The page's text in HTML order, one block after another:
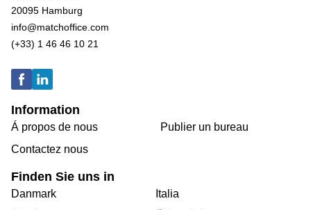
20095 Hamburg
info@matchoffice.com
(+33) 1 46 46 10 21
Information
Á propos de nous
Contactez nous
Publier un bureau
Finden Sie uns in
Danmark
Italia